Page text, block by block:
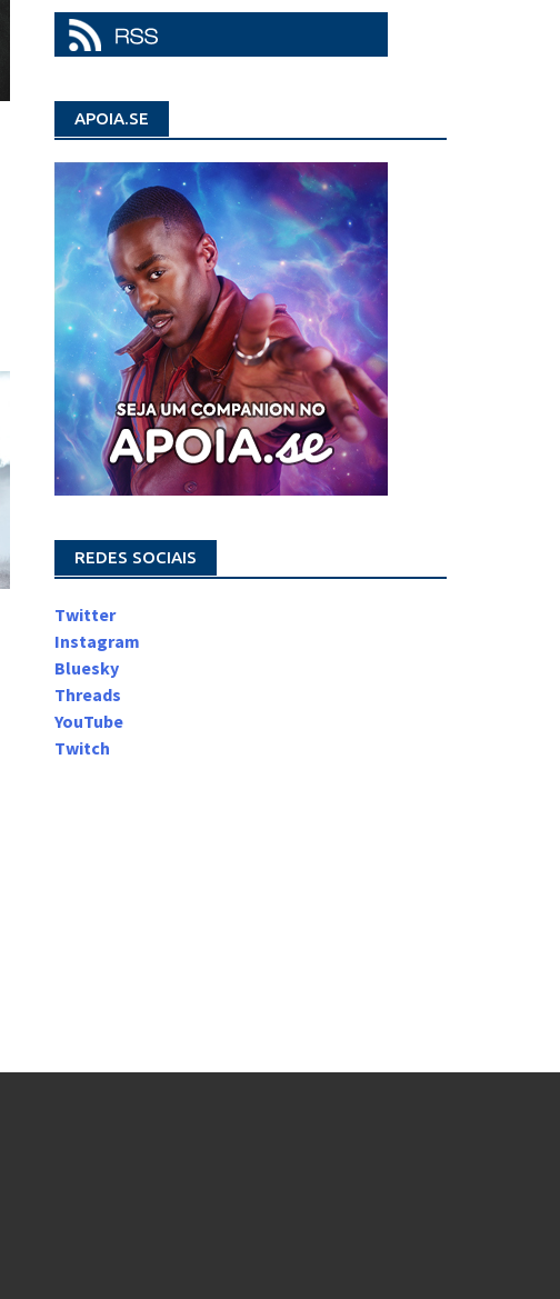
APOIA.SE
REDES SOCIAIS
Twitter
Instagram
Bluesky
Threads
YouTube
Twitch